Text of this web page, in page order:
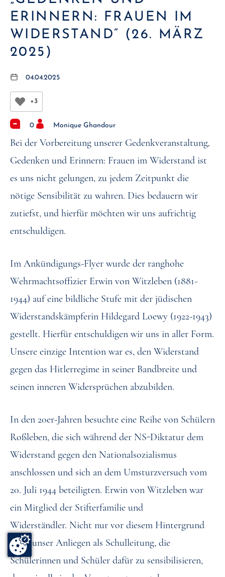
ERINNERN: FRAUEN IM
WIDERSTAND“ (26. MÄRZ
2025)
04.04.2025
+3
0 Monique Ghandour
Bei der Vorbereitung unserer Gedenkveranstaltung‚
Gedenken und Erinnern: Frauen im Widerstand ist
es uns nicht gelungen, zu jedem Zeitpunkt die
nötige Sensibilität zu wahren. Dies bedauern wir
zutiefst, und hierfür möchten wir uns aufrichtig
entschuldigen.
Im Ankündigungs-Flyer wurde der ranghohe
Wehrmachtsoffizier Erwin von Witzleben (1881-
1944) auf eine bildliche Stufe mit der jüdischen
Widerstandskämpferin Hildegard Loewy (1922-1943)
gestellt. Hierfür entschuldigen wir uns in aller Form.
Unsere einzige Intention war es, den Widerstand
gegen das Hitlerregime in seiner Bandbreite und
seinen inneren Widersprüchen abzubilden.
In den 20er-Jahren besuchte eine Reihe von Schülern
Roßleben, die sich während der NS-Diktatur dem
Widerstand gegen den Nationalsozialismus
anschlossen und sich an dem Umsturzversuch vom
20. Juli 1944 beteiligten. Erwin von Witzleben war
ein Mitglied der Stifterfamilie und
Widerständler. Nicht nur vor diesem Hintergrund
ist es unser Anliegen als Schulleitung, die
Schülerinnen und Schüler dafür zu sensibilisieren,